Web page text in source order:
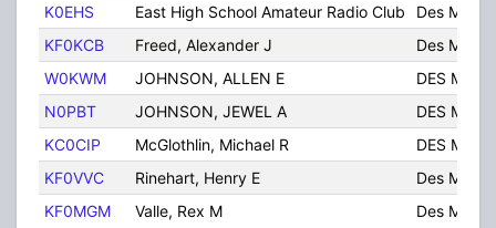
K0EHS
East High School Amateur Radio Club
Des
KF0KCB
Freed, Alexander J
Des
W0KWM
JOHNSON, ALLEN E
DES
N0PBT
JOHNSON, JEWEL A
DES
KC0CIP
McGlothlin, Michael R
DES
KF0VVC
Rinehart, Henry E
Des
KF0MGM
Valle, Rex M Des